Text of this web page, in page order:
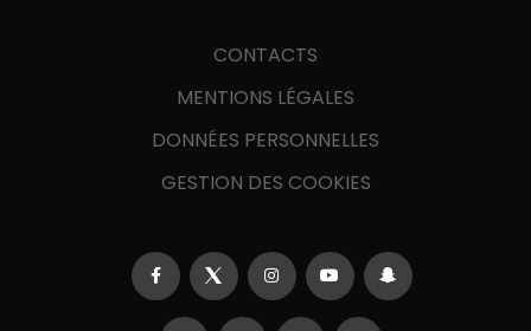
CONTACTS
MENTIONS LÉGALES
DONNÉES PERSONNELLES
GESTION DES COOKIES